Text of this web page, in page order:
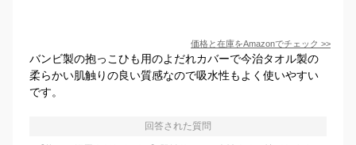
価格と在庫をAmazonでチェック >>
バンビ製の抱っこひも用のよだれカバーで今治タオル製の
柔らかい肌触りの良い質感なので吸水性もよく使いやすい
です。
回答された質問